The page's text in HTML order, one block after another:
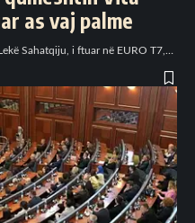
as vaj palme
Sahatqiju, i ftuar në EURO T7,…